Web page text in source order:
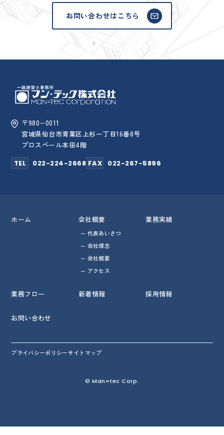
お問い合わせはこちら
〒980−0011
宮城県仙台市青葉区上杉一丁目16番8号
プロスペール本田4階
TEL
022-224-2668 FAX 022-267-5896
ホーム 会社概要
代表あいさつ
会社理念
会社概要
アクセス
業務実績
業務フロー 新着情報 採用情報
お問い合わせ
プライバシーポリシーサイトマップ
© Man=tec Corp.